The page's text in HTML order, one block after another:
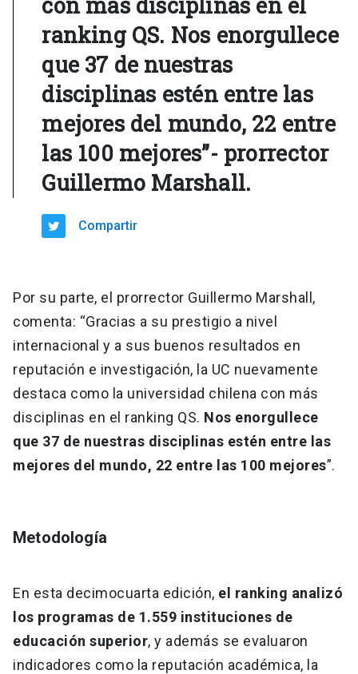
ranking QS. Nos enorgullece
que 37 de nuestras
disciplinas estén entre las
mejores del mundo, 22 entre
las 100 mejores”- prorrector
Guillermo Marshall.
Compartir
Por su parte, el prorrector Guillermo Marshall,
comenta: “Gracias a su prestigio a nivel
internacional y a sus buenos resultados en
reputación e investigación, la UC nuevamente
destaca como la universidad chilena con más
disciplinas en el ranking QS. Nos enorgullece
que 37 de nuestras disciplinas estén entre las
mejores del mundo, 22 entre las 100 mejores”.
Metodología
En esta decimocuarta edición, el ranking analizó
los programas de 1.559 instituciones de
educación superior, y además se evaluaron
indicadores como la reputación académica, la